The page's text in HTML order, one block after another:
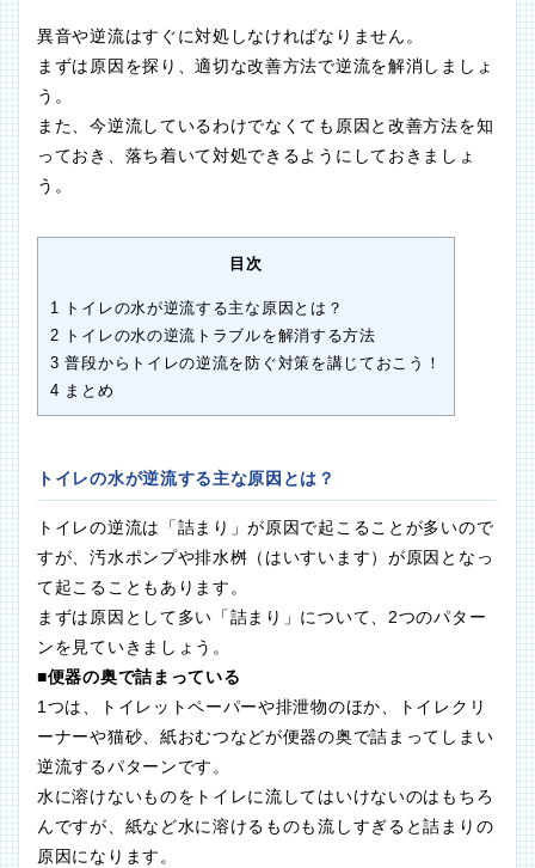
異音や逆流はすぐに対処しなければなりません。
まずは原因を探り、適切な改善方法で逆流を解消しましょ
う。
また、今逆流しているわけでなくても原因と改善方法を知
っておき、落ち着いて対処できるようにしておきましょ
う。
目次
1
トイレの水が逆流する主な原因とは？
2 トイレの水の逆流トラブルを解消する方法
3 普段からトイレの逆流を防ぐ対策を講じておこう！
4 まとめ
トイレの水が逆流する主な原因とは？
トイレの逆流は「詰まり」が原因で起こることが多いので
すが、汚水ポンプや排水桝（はいすいます）が原因となっ
て起こることもあります。
まずは原因として多い「詰まり」について、2つのパター
ンを見ていきましょう。
■便器の奥で詰まっている
1つは、トイレットペーパーや排泄物のほか、トイレクリ
ーナーや猫砂、紙おむつなどが便器の奥で詰まってしまい
逆流するパターンです。
水に溶けないものをトイレに流してはいけないのはもちろ
んですが、紙など水に溶けるものも流しすぎると詰まりの
原因になります。